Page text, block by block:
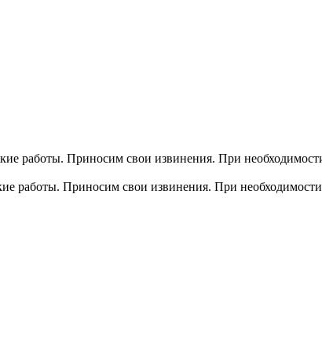
работы. Приносим свои извинения. При
работы. Приносим свои извинения. При